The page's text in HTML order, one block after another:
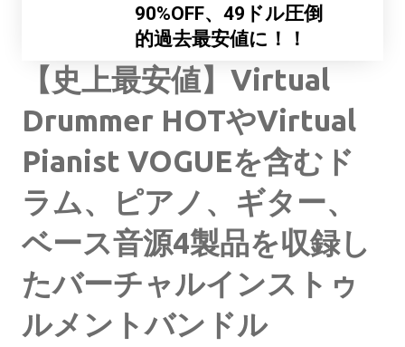
90%OFF、49ドル圧倒
的過去最安値に！！
【史上最安値】Virtual
Drummer HOTやVirtual
Pianist VOGUEを含むド
ラム、ピアノ、ギター、
ベース音源4製品を収録し
たバーチャルインストゥ
ルメントバンドル